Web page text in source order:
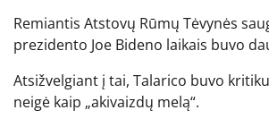
Remiantis Atstovų Rūmų Tėvynės
prezidento Joe Bideno laikais buvo
Atsižvelgiant į tai, Talarico buvo
neigė kaip „akivaizdų melą“.